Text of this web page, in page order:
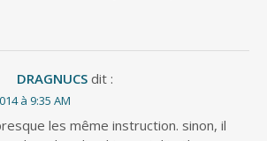
DRAGNUCS dit :
à 9:35 AM
les même instruction. sinon, il